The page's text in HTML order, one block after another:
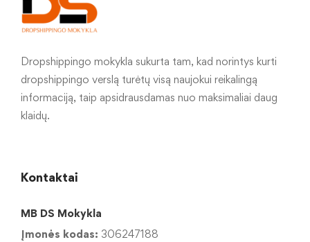
Dropshippingo mokykla sukurta tam, kad norintys kurti
dropshippingo verslą turėtų visą naujokui reikalingą
informaciją, taip apsidrausdamas nuo maksimaliai daug
klaidų.
Kontaktai
MB DS Mokykla
Įmonės kodas: 306247188